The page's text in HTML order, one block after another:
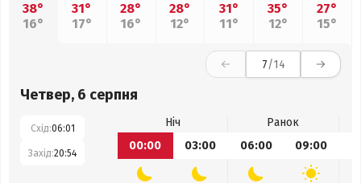
38°
16°
31°
17°
28°
16°
28°
12°
31°
11°
35°
12°
27°
15°
7/14
Четвер, 6 серпня
Схід:06:01
Захід:20:54
Ніч
Ранок
00:00
03:00 06:00 09:00